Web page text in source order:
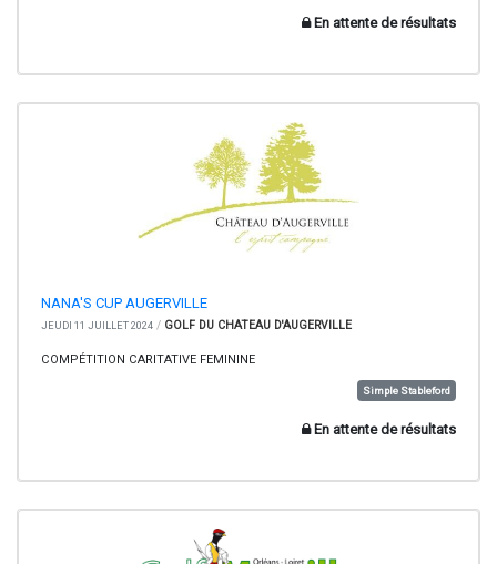
En attente de résultats
NANA'S CUP AUGERVILLE
JEUDI 11 JUILLET 2024 / GOLF DU CHATEAU D'AUGERVILLE
COMPÉTITION CARITATIVE FEMININE
Simple Stableford
En attente de résultats